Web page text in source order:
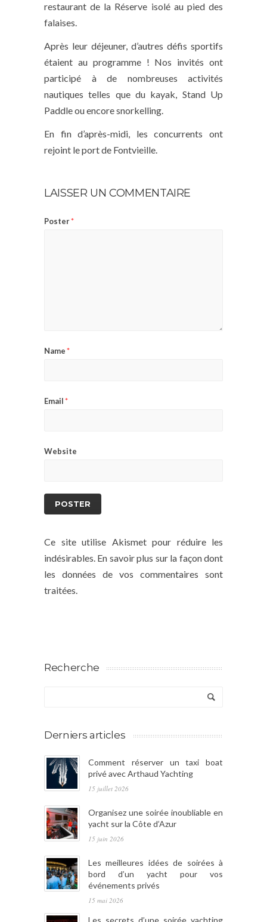
restaurant de la Réserve isolé au pied des
falaises.
Après leur déjeuner, d’autres défis sportifs
étaient au programme ! Nos invités ont
participé à de nombreuses activités
nautiques telles que du kayak, Stand Up
Paddle ou encore snorkelling.
En fin d’après-midi, les concurrents ont
rejoint le port de Fontvieille.
LAISSER UN COMMENTAIRE
Poster*
Name*
Email*
Website
Ce site utilise Akismet pour réduire les
indésirables. En savoir plus sur la façon dont
les données de vos commentaires sont
traitées.
Recherche
Derniers articles
Comment réserver un taxi boat
privé avec Arthaud Yachting
15 juillet 2026
Organisez une soirée inoubliable en
yacht sur la Côte d’Azur
15 juin 2026
Les meilleures idées de soirées à
bord d’un yacht pour vos
événements privés
15 mai 2026
Les secrets d’une soirée yachting